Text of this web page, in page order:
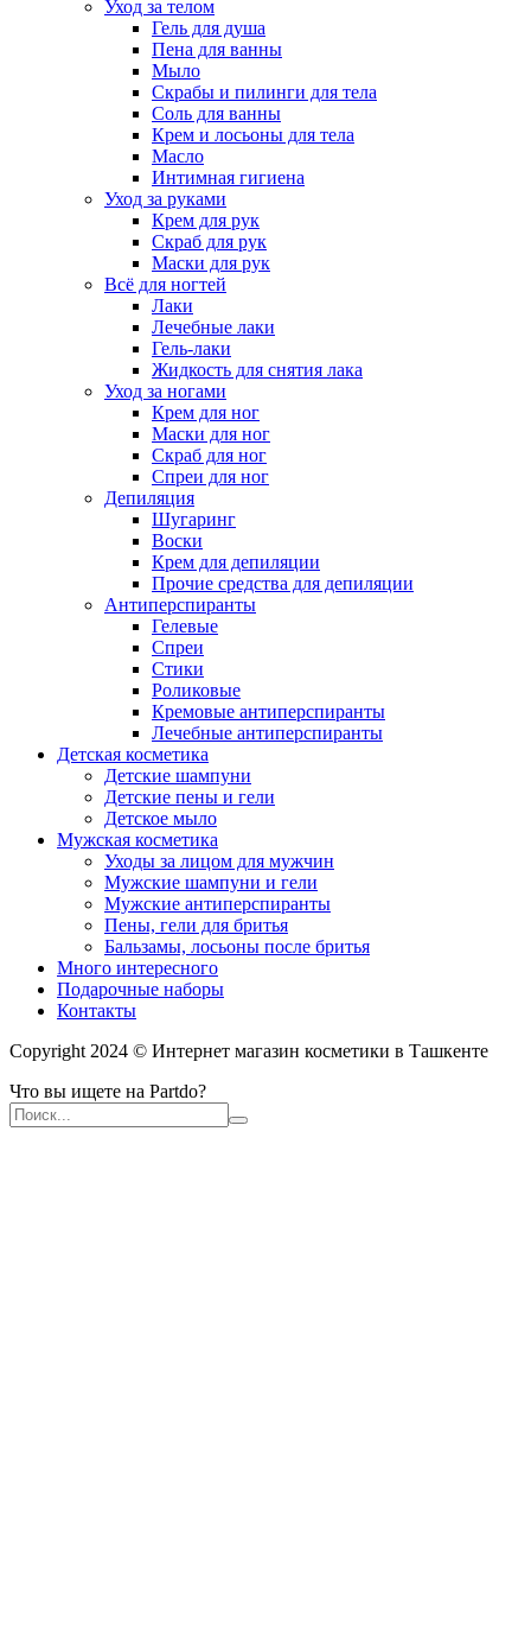
Уход за телом
Гель для душа
Пена для ванны
Мыло
Скрабы и пилинги для тела
Соль для ванны
Крем и лосьоны для тела
Масло
Интимная гигиена
Уход за руками
Крем для рук
Скраб для рук
Маски для рук
Всё для ногтей
Лаки
Лечебные лаки
Гель-лаки
Жидкость для снятия лака
Уход за ногами
Крем для ног
Маски для ног
Скраб для ног
Спреи для ног
Депиляция
Шугаринг
Воски
Крем для депиляции
Прочие средства для депиляции
Антиперспиранты
Гелевые
Спреи
Стики
Роликовые
Кремовые антиперспиранты
Лечебные антиперспиранты
Детская косметика
Детские шампуни
Детские пены и гели
Детское мыло
Мужская косметика
Уходы за лицом для мужчин
Мужские шампуни и гели
Мужские антиперспиранты
Пены, гели для бритья
Бальзамы, лосьоны после бритья
Много интересного
Подарочные наборы
Контакты
Copyright 2024 © Интернет магазин косметики в Ташкенте
Что вы ищете на Partdo?